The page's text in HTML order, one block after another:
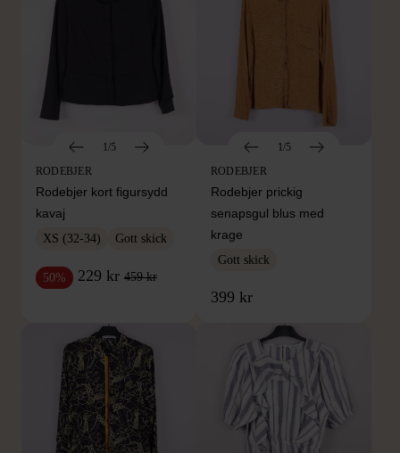
1/5
RODEBJER
Rodebjer kort figursydd
kavaj
XS (32-34) Gott skick
50% 229 kr 459 kr
1/5
RODEBJER
Rodebjer prickig
senapsgul blus med
krage
Gott skick
399 kr